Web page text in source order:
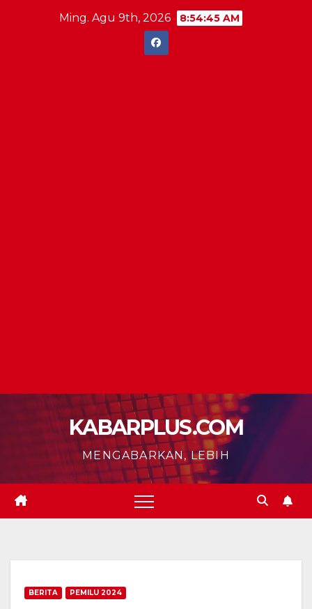
Ming. Agu 9th, 2026 8:54:45 AM
KABARPLUS.COM
MENGABARKAN, LEBIH
BERITA PEMILU 2024